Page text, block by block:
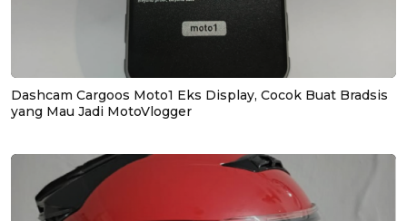
Dashcam Cargoos Moto1 Eks Display, Cocok Buat Bradsis
yang Mau Jadi MotoVlogger